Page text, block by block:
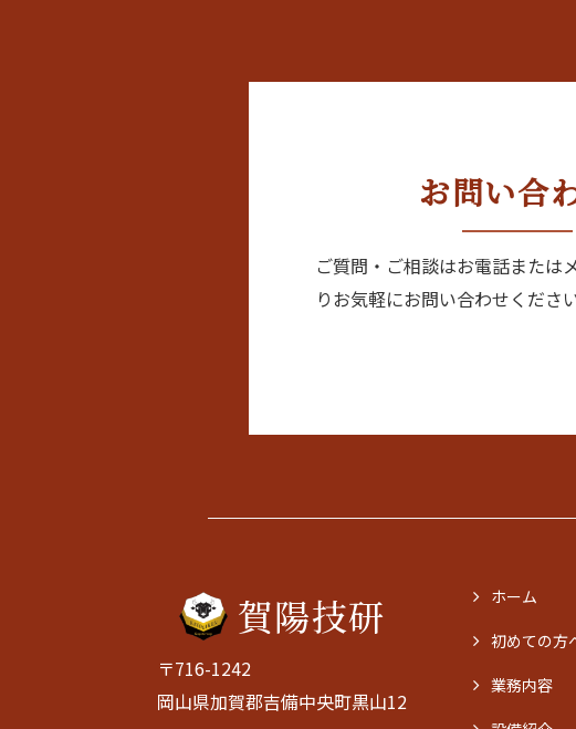
お問い合
ご質問・ご相談はお電話または
りお気軽にお問い合わせください
賀陽技研
〒716-1242
岡山県加賀郡吉備中央町黒山12
ホーム
初めての方
業務内容